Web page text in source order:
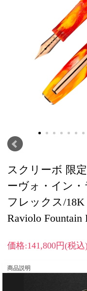
スクリーボ 限
ーヴォ・イン
フレックス/18K
Raviolo Fountain
価格:141,800円(税込
商品説明